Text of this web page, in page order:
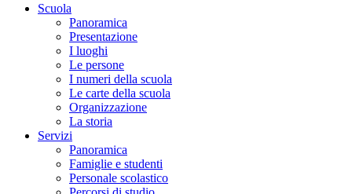
Scuola
Panoramica
Presentazione
I luoghi
Le persone
I numeri della scuola
Le carte della scuola
Organizzazione
La storia
Servizi
Panoramica
Famiglie e studenti
Personale scolastico